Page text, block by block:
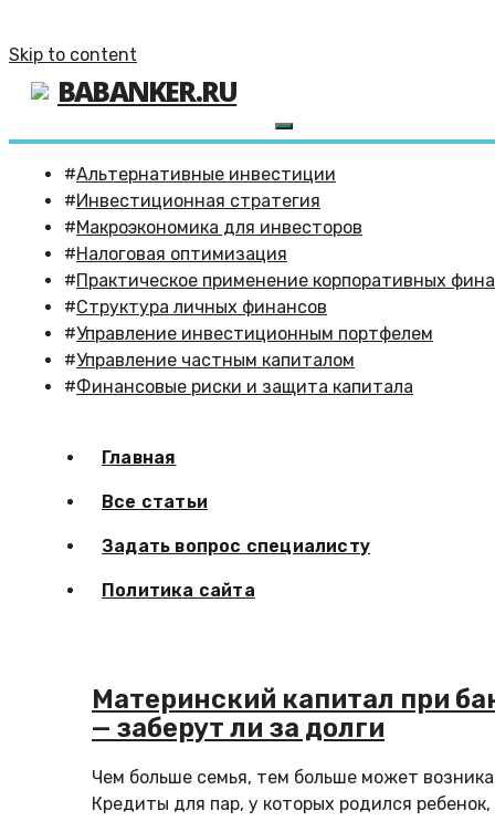
Skip to content
BABANKER.RU
Альтернативные инвестиции
Инвестиционная стратегия
Макроэкономика для инвесторов
Налоговая оптимизация
Практическое применение корпоративных
Структура личных финансов
Управление инвестиционным портфелем
Управление частным капиталом
Финансовые риски и защита капитала
Главная
Все статьи
Задать вопрос специалисту
Политика сайта
Материнский капитал при
— заберут ли за долги
Чем больше семья, тем больше может
Кредиты для пар, у которых родился